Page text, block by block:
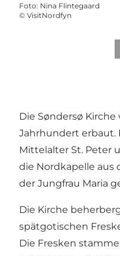
Foto: Nina Flintegaard
© VisitNordfyn
Die Søndersø Kirche
Jahrhundert erbaut.
Mittelalter St. Peter
die Nordkapelle aus
der Jungfrau Maria
Die Kirche
spätgotischen
Die Fresken